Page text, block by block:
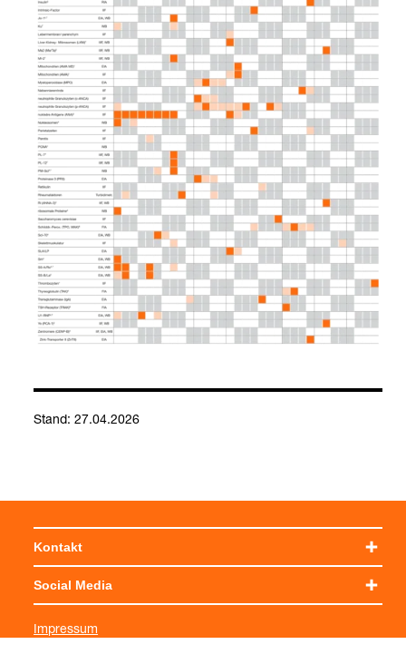
Stand: 27.04.2026
Kontakt
Social Media
Impressum